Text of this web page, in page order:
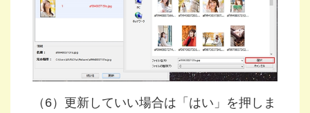
（6）更新していい場合は「はい」を押しま